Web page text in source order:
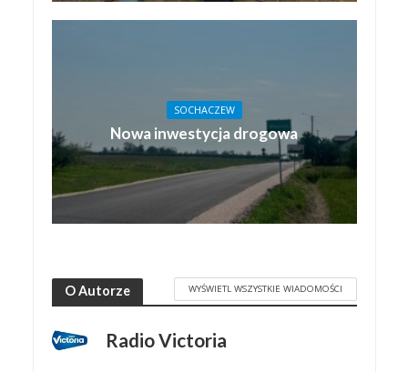
SOCHACZEW
Nowa inwestycja drogowa
O Autorze WYŚWIETL WSZYSTKIE WIADOMOŚCI
Radio Victoria